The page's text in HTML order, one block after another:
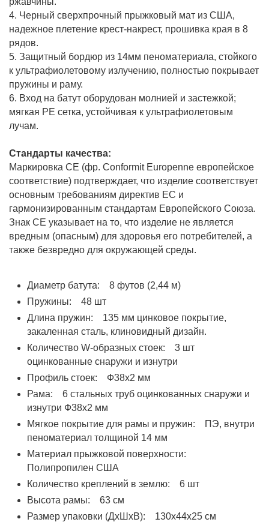
4. Черный сверхпрочный прыжковый мат из США,
надежное плетение крест-накрест, прошивка края в 8
рядов.
5. Защитный бордюр из 14мм пеноматериала, стойкого
к ультрафиолетовому излучению, полностью покрывает
пружины и раму.
6. Вход на батут оборудован молнией и застежкой;
мягкая PE сетка, устойчивая к ультрафиолетовым
лучам.
Стандарты качества:
Маркировка CE (фр. Conformit Europenne европейское
соответствие) подтверждает, что изделие соответствует
основным требованиям директив ЕС и
гармонизированным стандартам Европейского Союза.
Знак CE указывает на то, что изделие не является
вредным (опасным) для здоровья его потребителей, а
также безвредно для окружающей среды.
Диаметр батута: 8 футов (2,44 м)
Пружины: 48 шт
Длина пружин: 135 мм цинковое покрытие,
закаленная сталь, клиновидный дизайн.
Количество W-образных стоек: 3 шт
оцинкованные снаружи и изнутри
Профиль стоек: Ф38х2 мм
Рама: 6 стальных труб оцинкованных снаружи и
изнутри Ф38х2 мм
Мягкое покрытие для рамы и пружин: ПЭ, внутри
пеноматериал толщиной 14 мм
Материал прыжковой поверхности:
Полипропилен США
Количество креплений в землю: 6 шт
Высота рамы: 63 см
Размер упаковки (ДхШхВ): 130x44x25 см